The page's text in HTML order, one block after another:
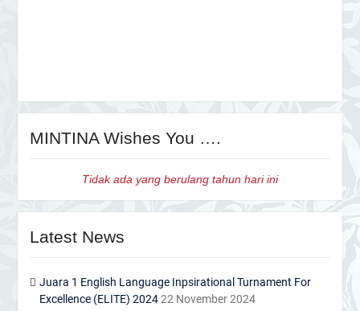
MINTINA Wishes You ….
Tidak ada yang berulang tahun hari ini
Latest News
Juara 1 English Language Inpsirational Turnament For
Excellence (ELITE) 2024 22 November 2024